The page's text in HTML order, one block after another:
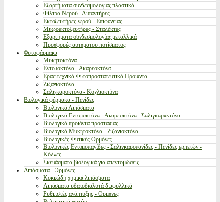
Εξαρτήματα συνδεσμολογίας πλαστικά
Φίλτρα Νερού - Λιπαντήρες
Εκτοξευτήρες νερού - Επιφανείας
Μικροεκτοξευτήρες - Σταλάκτες
Εξαρτήματα συνδεσμολογίας μεταλλικά
Προσφορές αυτόματου ποτίσματος
Φυτοφάρμακα
Μυκητοκτόνα
Εντομοκτόνα - Ακαρεοκτόνα
Ερασιτεχνικά Φυτοπροστατευτικά Προιόντα
Ζιζανιοκτόνα
Σαλιγκαροκτόνα - Κοχλιοκτόνα
Βιολογικά φάρμακα - Παγίδες
Βιολογικά Λιπάσματα
Βιολογικά Εντομοκτόνα - Ακαρεοκτόνα - Σαλιγκαροκτόνα
Βιολογικά προιόντα προστασίας
Βιολογικά Μυκητοκτόνα - Ζιζανιοκτόνα
Βιολογικές Φυτικές Ορμόνες
Βιολογικές Εντομοπαγίδες - Σαλιγκαροπαγίδες - Παγίδες ερπετών -
Κόλλες
Σκευάσματα βιολογικά για απεντομώσεις
Λιπάσματα - Ορμόνες
Κοκκώδη χημικά λιπάσματα
Λιπάσματα υδατοδιαλυτά διαφυλλικά
Ρυθμιστές ανάπτυξης - Ορμόνες